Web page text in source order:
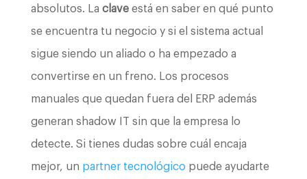
absolutos. La claveestá en saber en qué punto
se encuentra tu negocio y si el sistema actual
sigue siendo un aliado o ha empezado a
convertirse en un freno. Los procesos
manuales que quedan fuera del ERP además
generan shadow IT sin que la empresa lo
detecte. Si tienes dudas sobre cuál encaja
mejor, un partner tecnológico puede ayudarte